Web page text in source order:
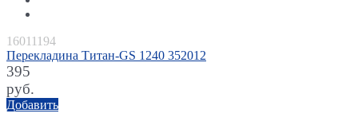
16011194
Перекладина Титан-GS 1240 352012
395
руб.
Добавить